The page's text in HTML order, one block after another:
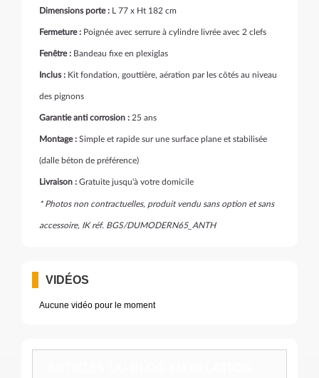
Dimensions porte : L 77 x Ht 182 cm
Fermeture : Poignée avec serrure à cylindre livrée avec 2 clefs
Fenêtre : Bandeau fixe en plexiglas
Inclus : Kit fondation, gouttière, aération par les côtés au niveau
des pignons
Garantie anti corrosion : 25 ans
Montage : Simple et rapide sur une surface plane et stabilisée
(dalle béton de préférence)
Livraison : Gratuite jusqu'à votre domicile
* Photos non contractuelles, produit vendu sans option et sans
accessoire, IK réf. BGS/DUMODERN65_ANTH
VIDÉOS
Aucune vidéo pour le moment